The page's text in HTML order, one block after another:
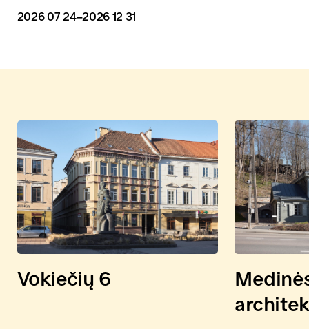
2026 07 24–2026 12 31
Vokiečių 6